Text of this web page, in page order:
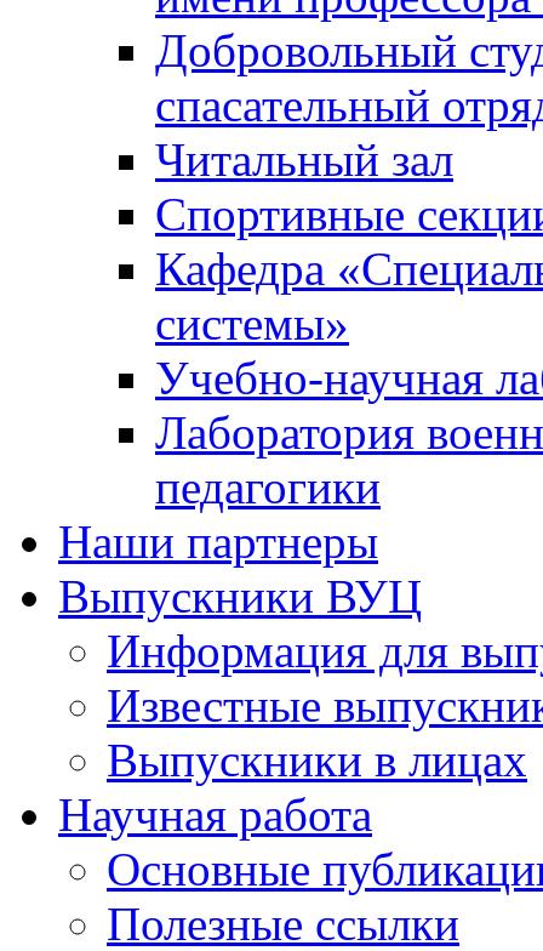
Добровольный
спасательный
Читальный зал
Спортивные
Кафедра
системы»
Учебно-научная
Лаборатория
педагогики
Наши партнеры
Выпускники ВУЦ
Информация для
Известные
Выпускники в лицах
Научная работа
Основные
Полезные ссылки